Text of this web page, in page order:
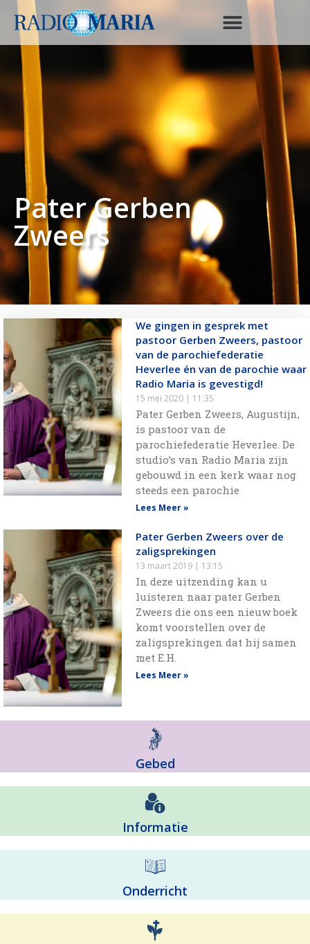
Pater Gerben
Zweers
We gingen in gesprek met
pastoor Gerben Zweers, pastoor
van de parochiefederatie
Heverlee én van de parochie waar
Radio Maria is gevestigd!
15 mei 2020 11:35
Pater Gerben Zweers, Augustijn,
is pastoor van de
parochiefederatie Heverlee. De
studio’s van Radio Maria zijn
gebouwd in een kerk waar nog
steeds een parochie
Lees Meer »
Pater Gerben Zweers over de
zaligsprekingen
13 maart 2019 13:15
In deze uitzending kan u
luisteren naar pater Gerben
Zweers die ons een nieuw boek
komt voorstellen over de
zaligsprekingen dat hij samen
met E.H.
Lees Meer »
Gebed
Informatie
Onderricht